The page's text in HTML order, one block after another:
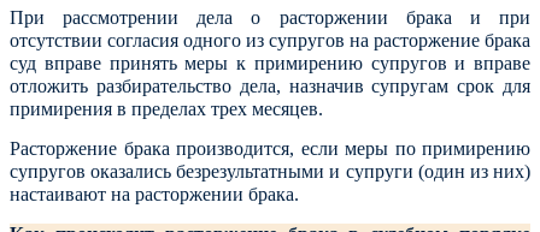
При рассмотрении дела о расторжении брака и при
отсутствии согласия одного из супругов на расторжение брака
суд вправе принять меры к примирению супругов и вправе
отложить разбирательство дела, назначив супругам срок для
примирения в пределах трех месяцев.
Расторжение брака производится, если меры по примирению
супругов оказались безрезультатными и супруги (один из них)
настаивают на расторжении брака.